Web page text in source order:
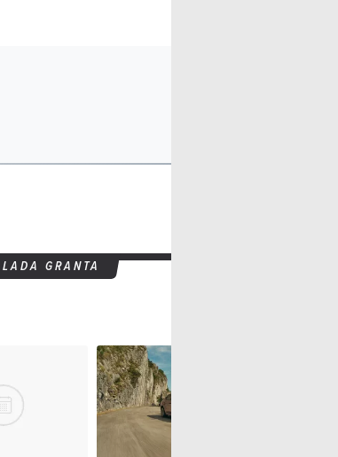
LADA GRANTA